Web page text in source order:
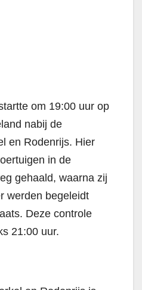
om 19:00 uur op
nabij de
en Rodenrijs. Hier
in de
gehaald, waarna zij
werden begeleidt
Deze controle
21:00 uur.